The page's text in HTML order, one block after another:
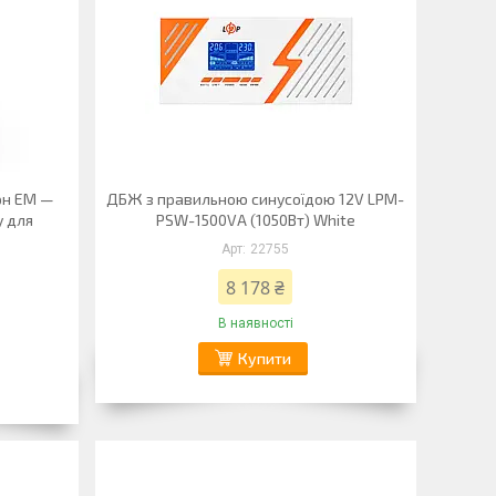
ЕМ —
для
ДБЖ з правильною синусоїдою 12V LPM-
PSW-1500VA (1050Вт) White
22755
8 178 ₴
В наявності
Купити